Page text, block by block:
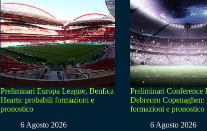
Preliminari Europa League, Benfica
Hearts: probabili formazioni e
pronostico
6 Agosto 2026
Preliminari Conference
Debrecen
formazioni e pronostico
6 Agosto 2026